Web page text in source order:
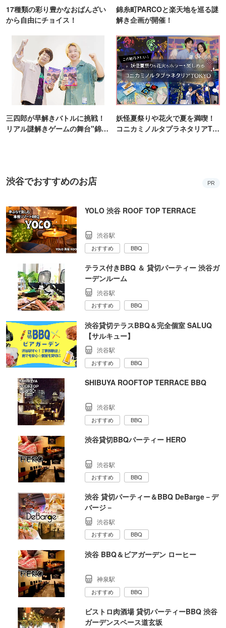
17種類の彩り豊かなおばんざい
から自由にチョイス！
錦糸町PARCOと楽天地を巡る謎
解き企画が開催！
三四郎が早解きバトルに挑戦！
リアル謎解きゲームの舞台"錦糸
妖怪夏祭りや花火で夏を満喫！
コニカミノルタプラネタリアTO
渋谷でおすすめのお店 PR
YOLO 渋谷 ROOF TOP TERRACE
渋谷駅
おすすめ BBQ
テラス付きBBQ ＆ 貸切パーティー 渋谷ガ
ーデンルーム
渋谷駅
おすすめ BBQ
渋谷貸切テラスBBQ＆完全個室 SALUQ
【サルキュー】
渋谷駅
おすすめ BBQ
SHIBUYA ROOFTOP TERRACE BBQ
渋谷駅
おすすめ BBQ
渋谷貸切BBQパーティー HERO
渋谷駅
おすすめ BBQ
渋谷 貸切パーティー＆BBQ DeBarge－デ
バージ－
渋谷駅
おすすめ BBQ
渋谷 BBQ＆ビアガーデン ローヒー
神泉駅
おすすめ BBQ
ビストロ肉酒場 貸切パーティーBBQ 渋谷
ガーデンスペース道玄坂